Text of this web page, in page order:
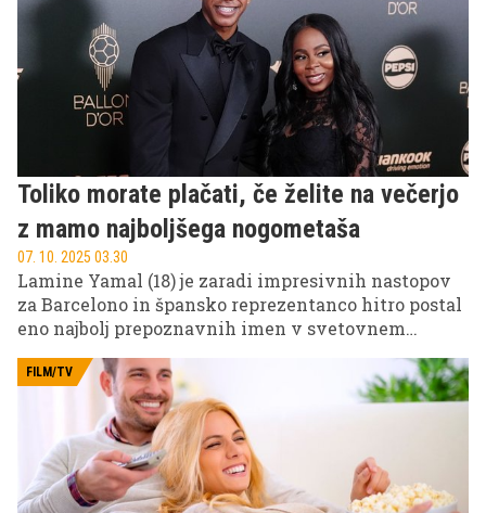
Toliko morate plačati, če želite na večerjo
z mamo najboljšega nogometaša
07. 10. 2025 03.30
Lamine Yamal (18) je zaradi impresivnih nastopov
za Barcelono in špansko reprezentanco hitro postal
eno najbolj prepoznavnih imen v svetovnem
FILM/TV